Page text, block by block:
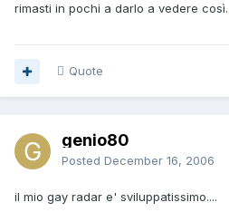
rimasti in pochi a darlo a vedere
Quote
genio80
Posted December 16, 2006
il mio gay radar e' sviluppatissimo....